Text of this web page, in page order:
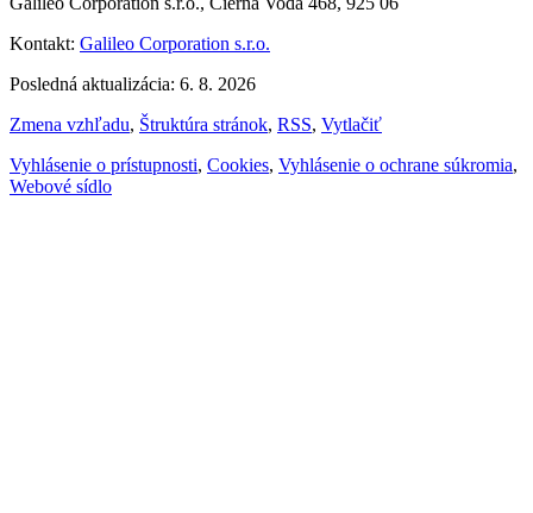
Kontakt: Galileo Corporation s.r.o.
Posledná aktualizácia: 6. 8. 2026
Zmena vzhľadu, Štruktúra stránok, RSS, Vytlačiť
Vyhlásenie o prístupnosti, Cookies, Vyhlásenie o ochrane súkromia,
Webové sídlo